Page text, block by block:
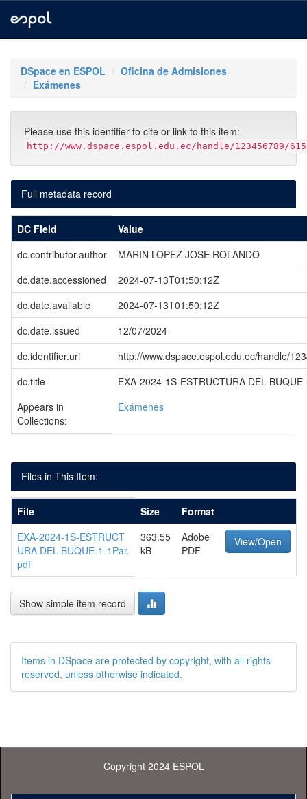
navigationDSpace en ESPOL
Oficina de Admisiones
Exámenes
Please use this identifier to cite or link to this item:
http://www.dspace.espol.edu.ec/handle/123456789/
Full metadata record
DC Field
Value
dc.contributor.author
MARIN LOPEZ JOSE ROLANDO
dc.date.accessioned
2024-07-13T01:50:12Z
dc.date.available
2024-07-13T01:50:12Z
dc.date.issued
12/07/2024
dc.identifier.uri
http://www.dspace.espol.edu.ec/handle/
dc.title
EXA-2024-1S-ESTRUCTURA DEL
Appears in
Collections:
Exámenes
Files in This Item:
File Size
Format
EXA-2024-1S-ESTRUCT
URA DEL BUQUE-1-1Par.
pdf
363.55
kB
Adobe
PDF
View/Open
Show simple item record
Items in DSpace are protected by copyright, with all rights
reserved, unless otherwise indicated.
Copyright 2024 ESPOL